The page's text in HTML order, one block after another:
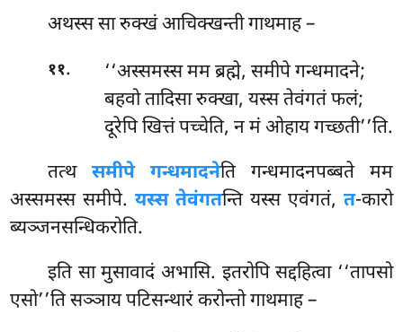
अथस्स सा रुक्खं आचिक्खन्ती गाथमाह –
११.
‘‘अस्समस्स मम ब्रह्मे, समीपे गन्धमादने;
बहवो तादिसा रुक्खा, यस्स तेवंगतं फलं;
दूरेपि खित्तं पच्चेति, न मं ओहाय गच्छती’’ति.
तत्थ समीपे गन्धमादनेति गन्धमादनपब्बते मम
अस्समस्स समीपे.यस्स तेवंगतन्ति यस्स एवंगतं, त-कारो
ब्यञ्जनसन्धिकरोति.
इति सा मुसावादं अभासि. इतरोपि सद्दहित्वा ‘‘तापसो
एसो’’ति सञ्ञाय पटिसन्थारं करोन्तो गाथमाह –